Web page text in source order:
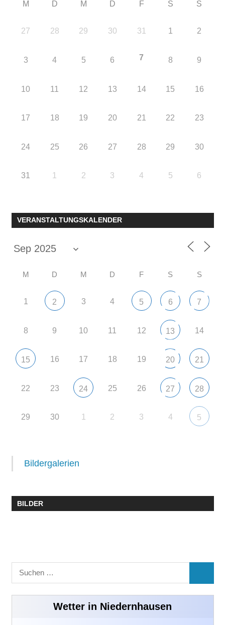
M D M D F S S
27 28 29 30 31 1 2
3 4 5 6 7 8 9
10 11 12 13 14 15 16
17 18 19 20 21 22 23
24 25 26 27 28 29 30
31 1 2 3 4 5 6
VERANSTALTUNGSKALENDER
M D M D F S S
1 2 3 4 5 6 7
8 9 10 11 12 13 14
15 16 17 18 19 20 21
22 23 24 25 26 27 28
29 30 1 2 3 4 5
Bildergalerien
BILDER
Suchen
nach:
Wetter in Niedernhausen